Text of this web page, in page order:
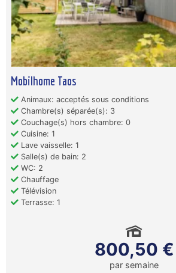
Mobilhome Taos
Animaux: acceptés sous conditions
Chambre(s) séparée(s): 3
Couchage(s) hors chambre: 0
Cuisine: 1
Lave vaisselle: 1
Salle(s) de bain: 2
WC: 2
Chauffage
Télévision
Terrasse: 1
800,50 €
par semaine